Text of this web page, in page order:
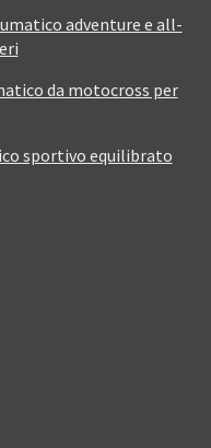
adventure e all-
da motocross per
sportivo equilibrato